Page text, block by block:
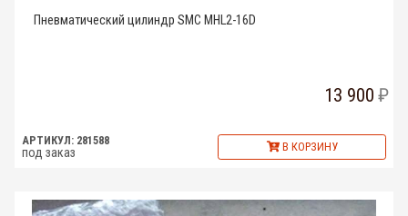
Пневматический цилиндр SMC MHL2-16D
13 900
АРТИКУЛ: 281588
под заказ В КОРЗИНУ